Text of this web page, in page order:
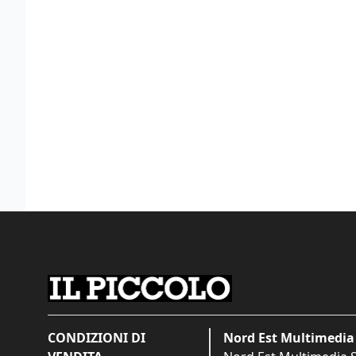
CONDIZIONI DI
Nord Est Multimedia